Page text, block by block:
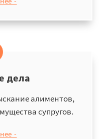
дела
алиментов,
супругов.
-